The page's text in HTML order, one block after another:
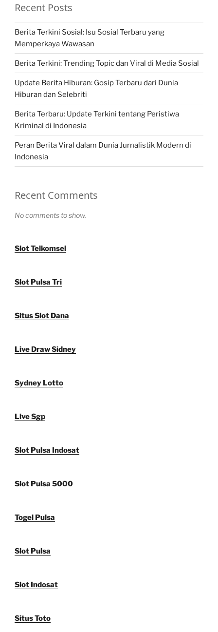
Recent Posts
Berita Terkini Sosial: Isu Sosial Terbaru yang
Memperkaya Wawasan
Berita Terkini: Trending Topic dan Viral di Media Sosial
Update Berita Hiburan: Gosip Terbaru dari Dunia
Hiburan dan Selebriti
Berita Terbaru: Update Terkini tentang Peristiwa
Kriminal di Indonesia
Peran Berita Viral dalam Dunia Jurnalistik Modern di
Indonesia
Recent Comments
No comments to show.
Slot Telkomsel
Slot Pulsa Tri
Situs Slot Dana
Live Draw Sidney
Sydney Lotto
Live Sgp
Slot Pulsa Indosat
Slot Pulsa 5000
Togel Pulsa
Slot Pulsa
Slot Indosat
Situs Toto